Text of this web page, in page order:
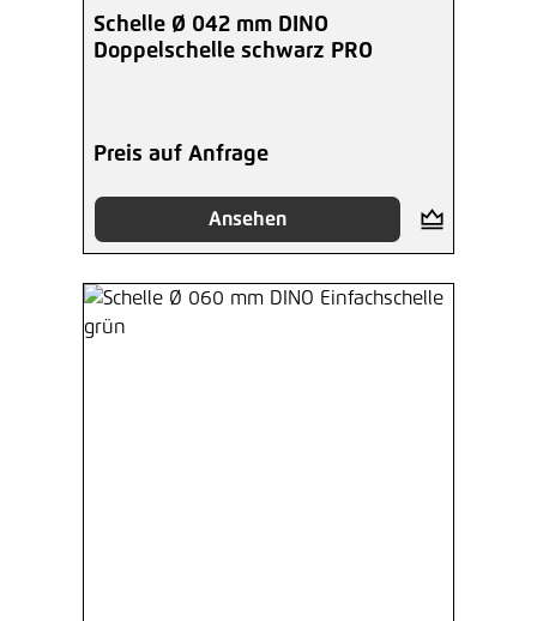
Durchschnittliche Bewertung von 5 von 5
Schelle Ø 042 mm DINO
Doppelschelle schwarz PRO
Preis auf Anfrage
Ansehen